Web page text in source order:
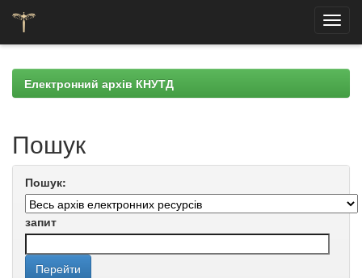
navigationЕлектронний архів КНУТД
Пошук
Пошук:
запит